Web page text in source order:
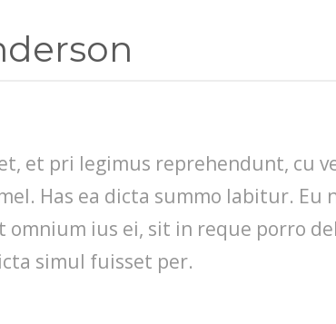
et pri legimus reprehendunt, cu
Has ea dicta summo labitur. Eu
ius ei, sit in reque porro
simul fuisset per.